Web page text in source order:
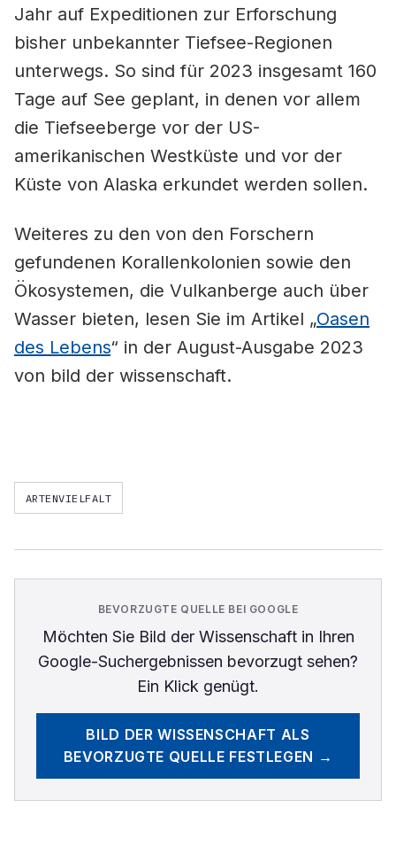
Jahr auf Expeditionen zur Erforschung
bisher unbekannter Tiefsee-Regionen
unterwegs. So sind für 2023 insgesamt 160
Tage auf See geplant, in denen vor allem
die Tiefseeberge vor der US-
amerikanischen Westküste und vor der
Küste von Alaska erkundet werden sollen.
Weiteres zu den von den Forschern
gefundenen Korallenkolonien sowie den
Ökosystemen, die Vulkanberge auch über
Wasser bieten, lesen Sie im Artikel „Oasen
des Lebens“ in der August-Ausgabe 2023
von bild der wissenschaft.
ARTENVIELFALT
BEVORZUGTE QUELLE BEI GOOGLE
Möchten Sie Bild der Wissenschaftin Ihren
Google-Suchergebnissen bevorzugt sehen?
Ein Klick genügt.
BILD DER WISSENSCHAFT ALS
BEVORZUGTE QUELLE FESTLEGEN →